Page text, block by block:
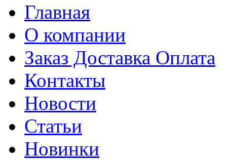
Главная
О компании
Заказ Доставка Оплата
Контакты
Новости
Статьи
Новинки